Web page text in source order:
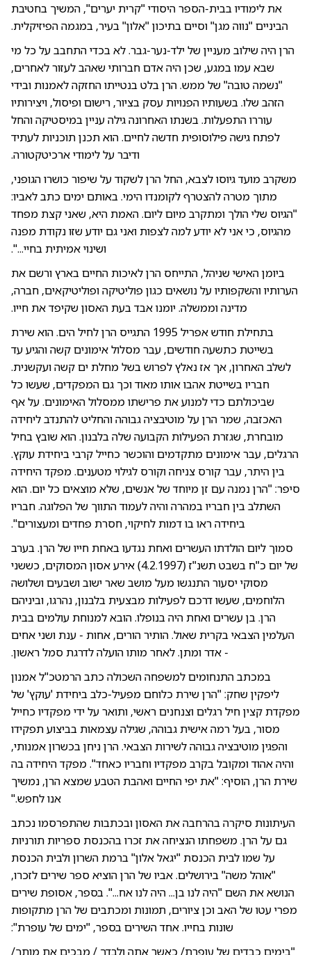
את לימודיו בבית-הספר היסודי "קרית יערים", המשיך בחטיבת
הביניים "נווה מגן" וסיים בתיכון "אלון" בעיר, במגמה הפיזיקלית.
הרן היה שילוב מעניין של ילד-נער-גבר. לא בכדי התחבב על כל מי
שבא עמו במגע, שכן היה אדם חברותי שאהב לעזור לאחרים,
"נשמה טובה" של ממש. הרן בלט בנטייתו החזקה לאמנות ובידי
הזהב שלו. בשעותיו הפנויות עסק בציור, רישום ופיסול, ויצירותיו
עוררו התפעלות. בשנתו האחרונה גילה עניין במיסטיקה והחל
לפתח גישה פילוסופית חדשה לחיים. הוא תכנן תוכניות לעתיד
ודיבר על לימודי ארכיטקטורה.
משקרב מועד גיוסו לצבא, החל הרן לשקוד על שיפור כושרו הגופני,
מתוך מטרה להצטרף לקומנדו הימי. באותם ימים כתב לאביו:
"הגיוס שלי הולך ומתקרב מיום ליום. האמת היא, שאני קצת מפחד
מהגיוס, כי אני לא יודע למה לצפות ואני גם יודע שזו נקודת מפנה
ושינוי אמיתית בחיי...".
ביומן האישי שניהל, התייחס הרן לאיכות החיים בארץ ורשם את
הערותיו והשקפותיו על נושאים כגון פוליטיקה ופוליטיקאים, חברה,
מדינה וממשלה. יומנו אבד בעת האסון שקיפד את חייו.
בתחילת חודש אפריל 1995 התגייס הרן לחיל הים. הוא שירת
בשייטת כתשעה חודשים, עבר מסלול אימונים קשה והגיע עד
לשלב האחרון, אך אז נאלץ לפרוש בשל מחלת ים קשה ועקשנית.
חבריו בשייטת אהבו אותו מאוד וכך גם המפקדים, שעשו כל
שביכולתם כדי למנוע את פרישתו ממסלול האימונים. על אף
האכזבה, שמר הרן על מוטיבציה גבוהה והחליט להתנדב ליחידה
מובחרת, שגזרת הפעילות הקבועה שלה בלבנון. הוא שובץ בחיל
הרגלים, עבר אימונים מתקדמים והוכשר כחייל קרבי ביחידת עוקץ.
בין היתר, עבר קורס צניחה וקורס לגילוי מטענים. מפקד היחידה
סיפר: "הרן נמנה עם זן מיוחד של אנשים, שלא מוצאים כל יום. הוא
השתלב בין חבריו במהרה והיה לעמוד התווך של הפלוגה. חבריו
ביחידה ראו בו דמות לחיקוי, חסרת פחדים ומעצורים".
סמוך ליום הולדתו העשרים ואחת נגדעו באחת חייו של הרן. בערב
של יום כ"ח בשבט תשנ"ז (4.2.1997) אירע אסון המסוקים, כששני
מסוקי יסעור התנגשו מעל מושב שאר ישוב ושבעים ושלושה
הלוחמים, שעשו דרכם לפעילות מבצעית בלבנון, נהרגו, וביניהם
הרן. בן עשרים ואחת היה בנופלו. הובא למנוחת עולמים בבית
העלמין הצבאי בקרית שאול. הותיר הורים, אחות - ענת ושני אחים
- אדר ומתן. לאחר מותו הועלה לדרגת סמל ראשון.
במכתב התנחומים למשפחה השכולה כתב הרמטכ"ל אמנון
ליפקין שחק: "הרן שירת כלוחם מפעיל-כלב ביחידת 'עוקץ' של
מפקדת קצין חיל רגלים וצנחנים ראשי, ותואר על ידי מפקדיו כחייל
מסור, בעל רמה אישית גבוהה, שגילה עצמאות בביצוע תפקידו
והפגין מוטיבציה גבוהה לשירות הצבאי. הרן ניחן בכשרון אמנותי,
והיה אהוד ומקובל בקרב מפקדיו וחבריו כאחד". מפקד היחידה בה
שירת הרן, הוסיף: "את יפי החיים ואהבת הטבע שמצא הרן, נמשיך
אנו לחפש."
העיתונות סיקרה בהרחבה את האסון ובכתבות שהתפרסמו נכתב
גם על הרן. משפחתו הנציחה את זכרו בהכנסת ספריות תורניות
על שמו לבית הכנסת "יגאל אלון" ברמת השרון ולבית הכנסת
"אוהל משה" בירושלים. אביו של הרן הוציא ספר שירים לזכרו,
הנושא את השם "היה לנו בן... היה לנו אח...". בספר, אסופת שירים
מפרי עטו של האב וכן ציורים, תמונות ומכתבים של הרן מתקופות
שונות בחייו. אחד השירים בספר, "ימים של עופרת":
"בימים כבדים של עופרת/ כאשר אתה ולבדך / מבכים את מותך/